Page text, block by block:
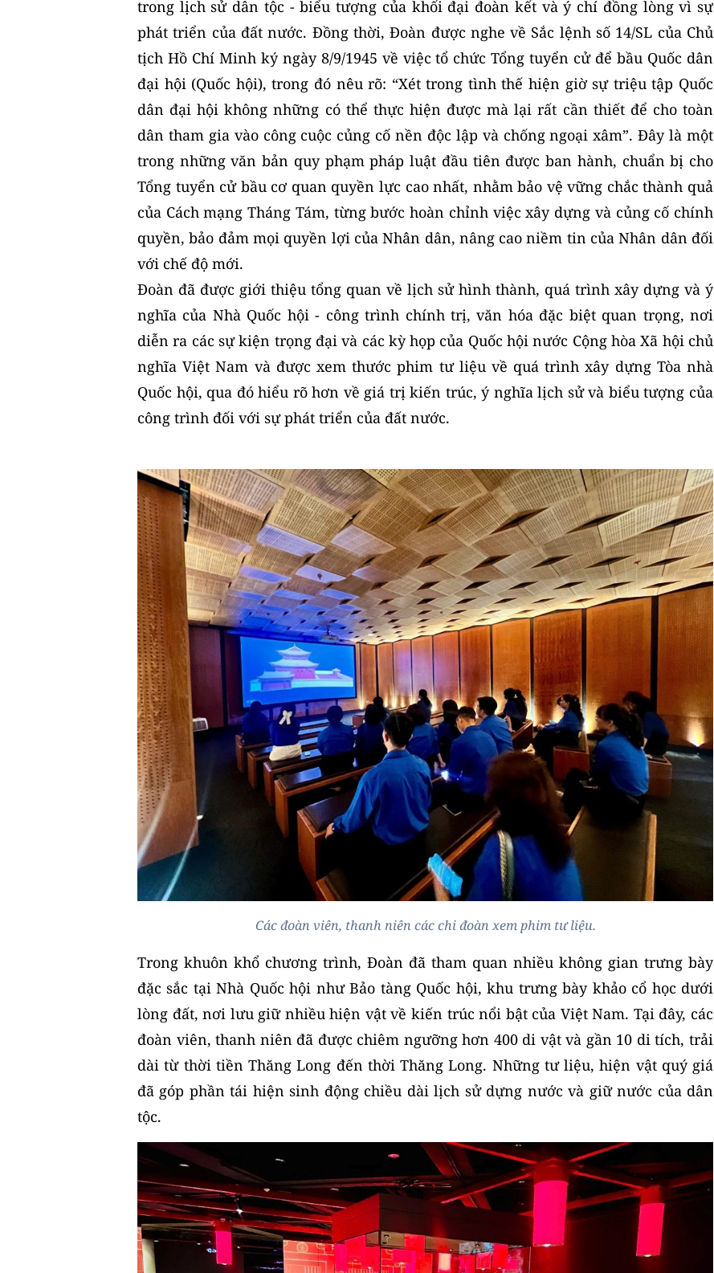
trong lịch sử dân tộc - biểu tượng của khối đại đoàn kết và ý chí đồng lòng vì sự
phát triển của đất nước. Đồng thời, Đoàn được nghe về Sắc lệnh số 14/SL của Chủ
tịch Hồ Chí Minh ký ngày 8/9/1945 về việc tổ chức Tổng tuyển cử để bầu Quốc dân
đại hội (Quốc hội), trong đó nêu rõ: “Xét trong tình thế hiện giờ sự triệu tập Quốc
dân đại hội không những có thể thực hiện được mà lại rất cần thiết để cho toàn
dân tham gia vào công cuộc củng cố nền độc lập và chống ngoại xâm”. Đây là một
trong những văn bản quy phạm pháp luật đầu tiên được ban hành, chuẩn bị cho
Tổng tuyển cử bầu cơ quan quyền lực cao nhất, nhằm bảo vệ vững chắc thành quả
của Cách mạng Tháng Tám, từng bước hoàn chỉnh việc xây dựng và củng cố chính
quyền, bảo đảm mọi quyền lợi của Nhân dân, nâng cao niềm tin của Nhân dân đối
với chế độ mới.
Đoàn đã được giới thiệu tổng quan về lịch sử hình thành, quá trình xây dựng và ý
nghĩa của Nhà Quốc hội - công trình chính trị, văn hóa đặc biệt quan trọng, nơi
diễn ra các sự kiện trọng đại và các kỳ họp của Quốc hội nước Cộng hòa Xã hội chủ
nghĩa Việt Nam và được xem thước phim tư liệu về quá trình xây dựng Tòa nhà
Quốc hội, qua đó hiểu rõ hơn về giá trị kiến trúc, ý nghĩa lịch sử và biểu tượng của
công trình đối với sự phát triển của đất nước.
Các đoàn viên, thanh niên các chi đoàn xem phim tư liệu.
Trong khuôn khổ chương trình, Đoàn đã tham quan nhiều không gian trưng bày
đặc sắc tại Nhà Quốc hội như Bảo tàng Quốc hội, khu trưng bày khảo cổ học dưới
lòng đất, nơi lưu giữ nhiều hiện vật về kiến trúc nổi bật của Việt Nam. Tại đây, các
đoàn viên, thanh niên đã được chiêm ngưỡng hơn 400 di vật và gần 10 di tích, trải
dài từ thời tiền Thăng Long đến thời Thăng Long. Những tư liệu, hiện vật quý giá
đã góp phần tái hiện sinh động chiều dài lịch sử dựng nước và giữ nước của dân
tộc.